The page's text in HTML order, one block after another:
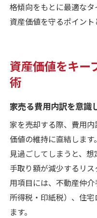
格傾向をもとに最適なタ
資産価値を守るポイント
資産価値をキー
術
家売る費用内訳を意識
家を売却する際、費用
価値の維持に直結しま
見過ごしてしまうと、
手取り額が減少するリ
用項目には、不動産仲
所得税・印紙税）、住
ます。